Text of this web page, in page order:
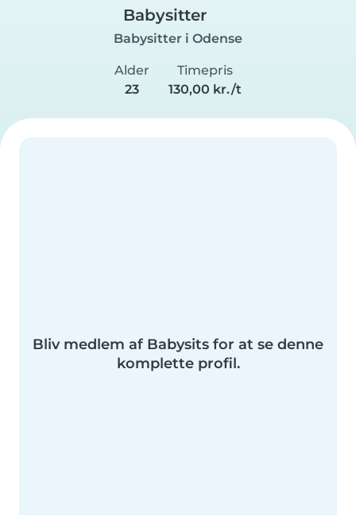
Babysitter
Babysitter i Odense
Alder
23
Timepris
130,00 kr./t
Bliv medlem af Babysits for at se denne
komplette profil.